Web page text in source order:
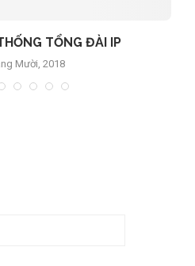
TỔNG ĐÀI IP
Mười, 2018